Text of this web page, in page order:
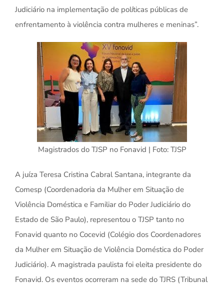
Judiciário na implementação de políticas públicas de
enfrentamento à violência contra mulheres e meninas”.
Magistrados do TJSP no Fonavid | Foto: TJSP
A juíza Teresa Cristina Cabral Santana, integrante da
Comesp (Coordenadoria da Mulher em Situação de
Violência Doméstica e Familiar do Poder Judiciário do
Estado de São Paulo), representou o TJSP tanto no
Fonavid quanto no Cocevid (Colégio dos Coordenadores
da Mulher em Situação de Violência Doméstica do Poder
Judiciário). A magistrada paulista foi eleita presidente do
Fonavid. Os eventos ocorreram na sede do TJRS (Tribunal